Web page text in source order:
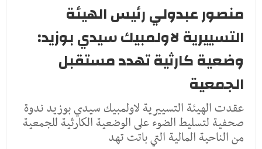
منصور عبدولي رئيس الهيئة
التسييرية لاولمبيك سيدي بوزيد:
وضعية كارثية تهدد مستقبل
الجمعية
عقدت الهيئة التسييرية لاولمبيك سيدي بوزيد ندوة
صحفية لتسليط الضوء على الوضعية الكارثية للجمعية
من الناحية المالية التي باتت تهد